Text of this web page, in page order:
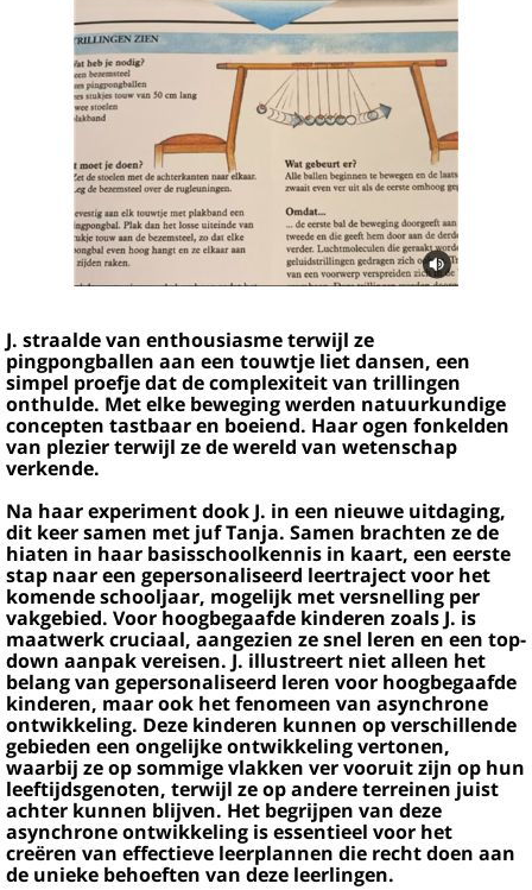
J. straalde van enthousiasme terwijl ze
pingpongballen aan een touwtje liet dansen, een
simpel proefje dat de complexiteit van trillingen
onthulde. Met elke beweging werden natuurkundige
concepten tastbaar en boeiend. Haar ogen fonkelden
van plezier terwijl ze de wereld van wetenschap
verkende.
Na haar experiment dook J. in een nieuwe uitdaging,
dit keer samen met juf Tanja. Samen brachten ze de
hiaten in haar basisschoolkennis in kaart, een eerste
stap naar een gepersonaliseerd leertraject voor het
komende schooljaar, mogelijk met versnelling per
vakgebied. Voor hoogbegaafde kinderen zoals J. is
maatwerk cruciaal, aangezien ze snel leren en een top-
down aanpak vereisen. J. illustreert niet alleen het
belang van gepersonaliseerd leren voor hoogbegaafde
kinderen, maar ook het fenomeen van asynchrone
ontwikkeling. Deze kinderen kunnen op verschillende
gebieden een ongelijke ontwikkeling vertonen,
waarbij ze op sommige vlakken ver vooruit zijn op hun
leeftijdsgenoten, terwijl ze op andere terreinen juist
achter kunnen blijven. Het begrijpen van deze
asynchrone ontwikkeling is essentieel voor het
creëren van effectieve leerplannen die recht doen aan
de unieke behoeften van deze leerlingen.